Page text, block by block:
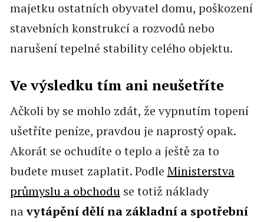
majetku ostatních obyvatel domu, poškození
stavebních konstrukcí a rozvodů nebo
narušení tepelné stability celého objektu.
Ve výsledku tím ani neušetříte
Ačkoli by se mohlo zdát, že vypnutím topení
ušetříte peníze, pravdou je naprostý opak.
Akorát se ochudíte o teplo a ještě za to
budete muset zaplatit. Podle Ministerstva
průmyslu a obchoduse totiž náklady
navytápění dělí na základní a spotřební